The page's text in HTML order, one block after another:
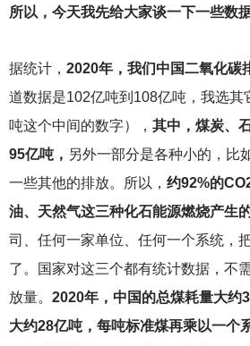
所以，今天我先给大家谈一下一些数
据统计， 2020年，我们中国二氧化碳
道数据是102亿吨到108亿吨，我选其
吨这个中间的数字）， 其中，煤炭、
95亿吨， 另外一部分是各种小的，比
一些其他的排放。所以， 约92%的
油、天然气这三种化石能源燃烧产生的
司、任何一家单位、任何一个系统，
了。国家对这三个都有统计数据，不
放量。 2020年，中国的总煤耗量大约
大约28亿吨，每吨标准煤再乘以一个